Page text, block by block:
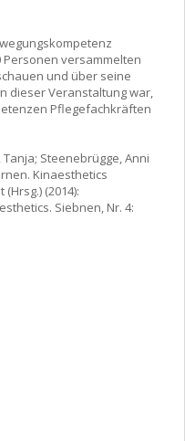
versammelten
und über seine
dieser Veranstaltung war,
Pflegefachkräften
Steenebrügge, Anni
Kinaesthetics
(2014):
Siebnen, Nr. 4: